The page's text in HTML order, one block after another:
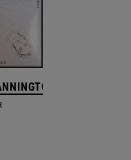
THE KNIFE